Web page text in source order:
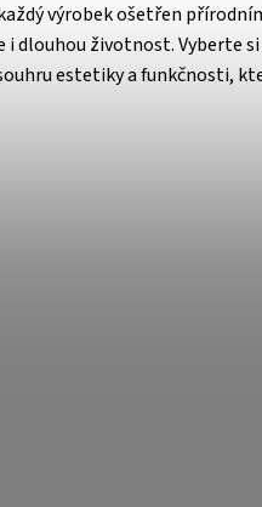
výrobek ošetřen
i dlouhou životnost.Vyberte
estetiky a funkčnosti,